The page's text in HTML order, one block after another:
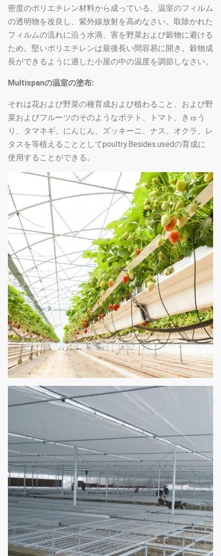
主要な柱
50x100mm、80x80mm、100X100mm
標準:60mm、50X70mm、40x80mm、
80X80mm…等
鋼鉄管の
厚さ
1.5mm、2.0mm、2.5mm、3.0mm、
3.5mmまたはカスタマイズされる
基礎 ポイント具体的な基盤
密度のポリエチレン材料から成っている。温室のフィルム
の透明物を改良し、紫外線放射を高めなさい。取除かれた
フィルムの流れに沿う水滴、害を野菜および穀物に避ける
ため。堅いポリエチレンは最後長い間容易に開き。穀物成
長ができるように適した小屋の中の温度を調節しなさい。
Multispanの温室の塗布:
それは花および野菜の種育成および植わること、および野
菜およびフルーツのそのようなポテト、トマト、きゅう
り、タマネギ、にんじん、ズッキーニ、ナス、オクラ、レ
タスを等植えることとしてpoultry.Besides.usedの育成に
使用することができる。